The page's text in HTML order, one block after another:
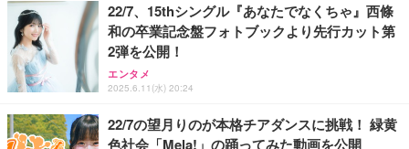
日下部ほたる どんどんやる気になる！日下部式学習
法[DVD]
￥4,620
Shall we ダンス？
22/7、15thシングル『あなたでなくちゃ』西條
和の卒業記念盤フォトブックより先行カット第
2弾を公開！
エンタメ
2025.6.11(水) 20:24
22/7の望月りのが本格チアダンスに挑戦！ 緑黄
色社会「Mela!」の踊ってみた動画を公開